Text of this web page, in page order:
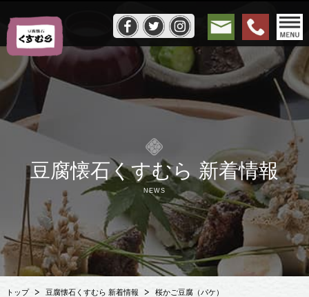
豆腐懐石くすむら 新着情報
NEWS
トップ 豆腐懐石くすむら 新着情報 桜かご豆腐（パケ）